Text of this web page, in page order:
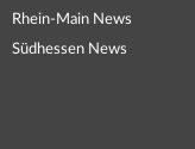
Rhein-Main News
Südhessen News